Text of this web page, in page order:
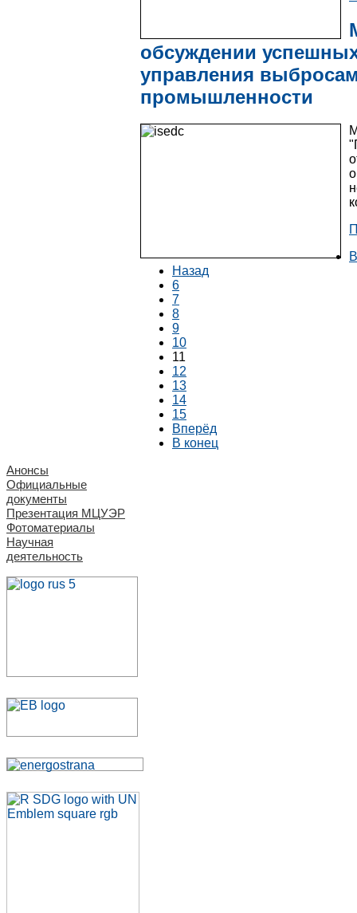
обсуждении
управления
промышленности
Назад
6
7
8
9
10
11
12
13
14
15
Вперёд
В конец
Анонсы
Официальные
документы
Презентация МЦУЭР
Фотоматериалы
Научная
деятельность